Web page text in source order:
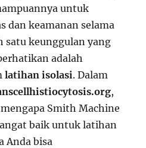
untuk
dan keamanan selama
satu keunggulan yang
adalah
latihan isolasi. Dalam
,
Smith Machine
baik untuk latihan
Anda bisa